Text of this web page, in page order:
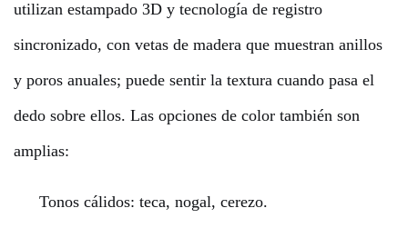
utilizan estampado 3D y tecnología de registro
sincronizado, con vetas de madera que muestran anillos
y poros anuales; puede sentir la textura cuando pasa el
dedo sobre ellos. Las opciones de color también son
amplias:
Tonos cálidos: teca, nogal, cerezo.